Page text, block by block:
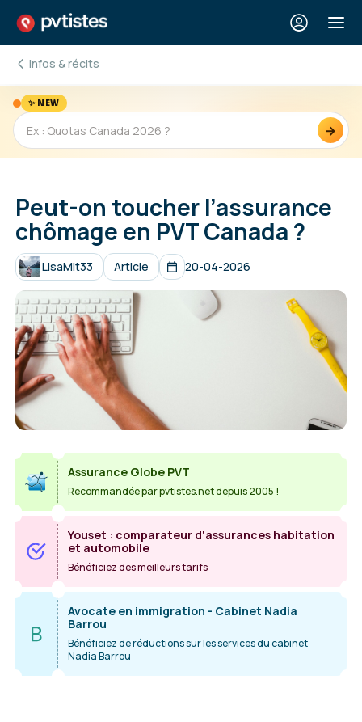
Infos & récits
✨ NEW
→
Peut-on toucher l’assurance
chômage en PVT Canada ?
LisaMlt33 Article 20-04-2026
Assurance Globe PVT
Recommandée par pvtistes.net depuis 2005 !
Youset : comparateur d'assurances habitation
et automobile
Bénéficiez des meilleurs tarifs
Avocate en immigration - Cabinet Nadia
Barrou
Bénéficiez de réductions sur les services du cabinet
Nadia Barrou